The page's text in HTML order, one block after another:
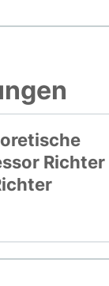
Richter